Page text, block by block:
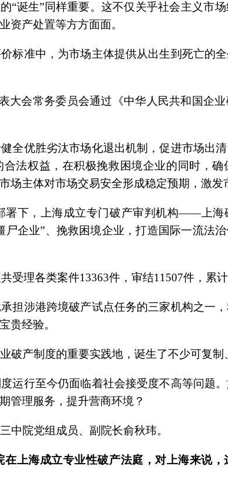
“诞生”同样重要。这不仅关乎社会主义市
资产处置等方方面面。
标准中，为市场主体提供从出生到死亡的
大会常务委员会通过《中华人民共和国企
全优胜劣汰市场化退出机制，促进市场出
法权益，在积极挽救困境企业的同时，
场主体对市场交易安全形成稳定预期，激发
署下，上海成立专门破产审判机构——上海
尸企业”、挽救困境企业，打造国际一流法
受理各类案件13363件，审结11507件，累计
担涉港跨境破产试点任务的三家机构之一
贵经验。
破产制度的重要实践地，诞生了不少可复制
运行至今仍面临着社会接受度不高等问题
管理服务，提升营商环境？
中院党组成员、副院长俞秋玮。
在上海成立专业性破产法庭，对上海来说